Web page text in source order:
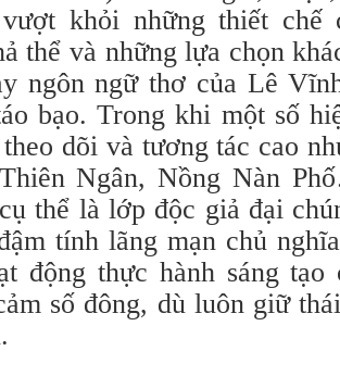
khỏi những thiết chế
thể và những lựa chọn
ngôn ngữ thơ của Lê
bạo. Trong khi một số
dõi và tương tác cao
Ngân, Nồng Nàn
thể là lớp độc giả đại
tính lãng mạn chủ
động thực hành sáng
số đông, dù luôn giữ